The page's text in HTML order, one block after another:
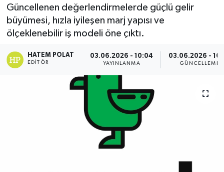
Güncellenen değerlendirmelerde güçlü gelir
büyümesi, hızla iyileşen marj yapısı ve
ölçeklenebilir iş modeli öne çıktı.
HATEM POLAT
EDITÖR
03.06.2026 - 10:04
YAYINLANMA
03.06.2026 -
GÜNCELLEME